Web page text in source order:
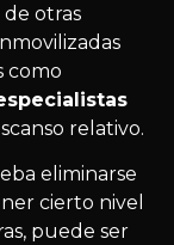
de otras
como
relativo.
eliminarse
cierto nivel
puede ser